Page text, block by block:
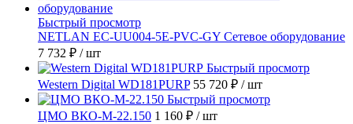
Быстрый просмотр
NETLAN EC-UU004-5E-PVC-GY Сетевое оборудование
7 732 ₽ / шт
Быстрый просмотр
Western Digital WD181PURP 55 720 ₽ / шт
Быстрый просмотр
ЦМО ВКО-М-22.150 1 160 ₽ / шт